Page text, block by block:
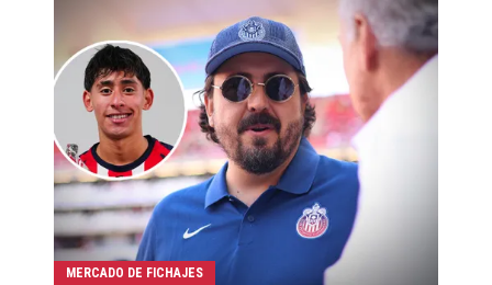
MERCADO DE FICHAJES